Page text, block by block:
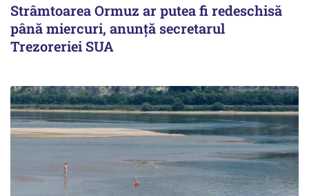
Strâmtoarea Ormuz ar putea fi redeschisă
până miercuri, anunță secretarul
Trezoreriei SUA